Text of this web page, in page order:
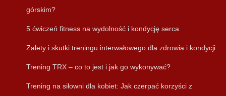
górskim?
5 ćwiczeń fitness na wydolność i kondycję serca
Zalety i skutki treningu interwałowego dla zdrowia i kondycji
Trening TRX – co to jest i jak go wykonywać?
Trening na siłowni dla kobiet: Jak czerpać korzyści z